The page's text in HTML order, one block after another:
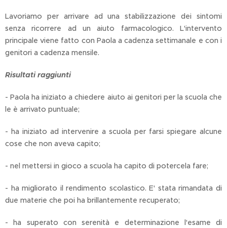
Lavoriamo per arrivare ad una stabilizzazione dei sintomi
senza ricorrere ad un aiuto farmacologico. L'intervento
principale viene fatto con Paola a cadenza settimanale e con i
genitori a cadenza mensile.
Risultati raggiunti
- Paola ha iniziato a chiedere aiuto ai genitori per la scuola che
le è arrivato puntuale;
- ha iniziato ad intervenire a scuola per farsi spiegare alcune
cose che non aveva capito;
- nel mettersi in gioco a scuola ha capito di potercela fare;
- ha migliorato il rendimento scolastico. E' stata rimandata di
due materie che poi ha brillantemente recuperato;
- ha superato con serenità e determinazione l'esame di